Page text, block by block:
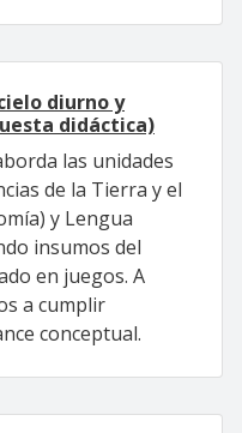
diurno y
didáctica)
las unidades
de la Tierra y el
y Lengua
insumos del
en juegos. A
a cumplir
conceptual.